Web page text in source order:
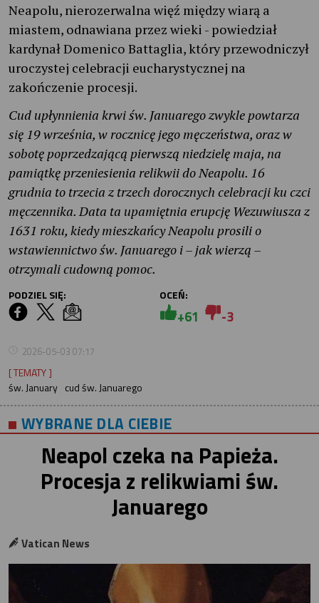
Neapolu, nierozerwalna więź między wiarą a
miastem, odnawiana przez wieki - powiedział
kardynał Domenico Battaglia, który przewodniczył
uroczystej celebracji eucharystycznej na
zakończenie procesji.
Cud upłynnienia krwi św. Januarego zwykle powtarza
się 19 września, w rocznicę jego męczeństwa, oraz w
sobotę poprzedzającą pierwszą niedzielę maja, na
pamiątkę przeniesienia relikwii do Neapolu. 16
grudnia to trzecia z trzech dorocznych celebracji ku czci
męczennika. Data ta upamiętnia erupcję Wezuwiusza z
1631 roku, kiedy mieszkańcy Neapolu prosili o
wstawiennictwo św. Januarego i – jak wierzą –
otrzymali cudowną pomoc.
PODZIEL SIĘ: OCEŃ:
+61 -3
2026-05-03 07:17
[ TEMATY ]
św. January cud św. Januarego
WYBRANE DLA CIEBIE
Neapol czeka na Papieża.
Procesja z relikwiami św.
Januarego
Vatican News